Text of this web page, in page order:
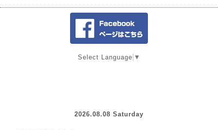
Select Language ▼
2026.08.08 Saturday